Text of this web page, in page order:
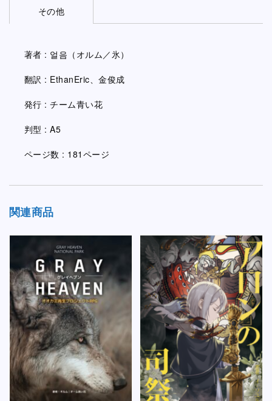
その他
著者 : 얼음（オルム／氷）
翻訳 : EthanEric、金俊成
発行 : チーム青い花
判型 : A5
ページ数 : 181ページ
関連商品